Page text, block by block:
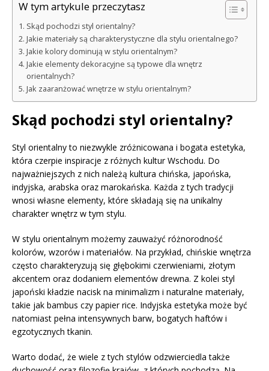
W tym artykule przeczytasz
Skąd pochodzi styl orientalny?
Jakie materiały są charakterystyczne dla stylu orientalnego?
Jakie kolory dominują w stylu orientalnym?
Jakie elementy dekoracyjne są typowe dla wnętrz
orientalnych?
Jak zaaranżować wnętrze w stylu orientalnym?
Skąd pochodzi styl orientalny?
Styl orientalny to niezwykle zróżnicowana i bogata estetyka,
która czerpie inspiracje z różnych kultur Wschodu. Do
najważniejszych z nich należą kultura chińska, japońska,
indyjska, arabska oraz marokańska. Każda z tych tradycji
wnosi własne elementy, które składają się na unikalny
charakter wnętrz w tym stylu.
W stylu orientalnym możemy zauważyć różnorodność
kolorów, wzorów i materiałów. Na przykład, chińskie wnętrza
często charakteryzują się głębokimi czerwieniami, złotym
akcentem oraz dodaniem elementów drewna. Z kolei styl
japoński kładzie nacisk na minimalizm i naturalne materiały,
takie jak bambus czy papier rice. Indyjska estetyka może być
natomiast pełna intensywnych barw, bogatych haftów i
egzotycznych tkanin.
Warto dodać, że wiele z tych stylów odzwierciedla także